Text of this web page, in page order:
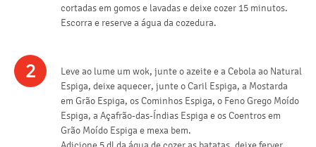
cortadas em gomos e lavadas e deixe cozer 15 minutos.
Escorra e reserve a água da cozedura.
2
Leve ao lume um wok, junte o azeite e a Cebola ao Natural
Espiga, deixe aquecer, junte o Caril Espiga, a Mostarda
em Grão Espiga, os Cominhos Espiga, o Feno Grego Moído
Espiga, a Açafrão-das-Índias Espiga e os Coentros em
Grão Moído Espiga e mexa bem.